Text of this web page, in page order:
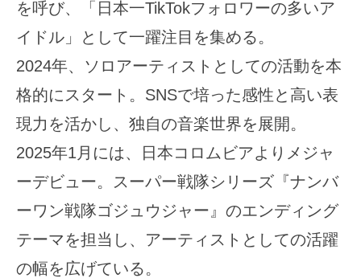
を呼び、「日本一TikTokフォロワーの多いア
イドル」として一躍注目を集める。
2024年、ソロアーティストとしての活動を本
格的にスタート。SNSで培った感性と高い表
現力を活かし、独自の音楽世界を展開。
2025年1月には、日本コロムビアよりメジャ
ーデビュー。スーパー戦隊シリーズ『ナンバ
ーワン戦隊ゴジュウジャー』のエンディング
テーマを担当し、アーティストとしての活躍
の幅を広げている。